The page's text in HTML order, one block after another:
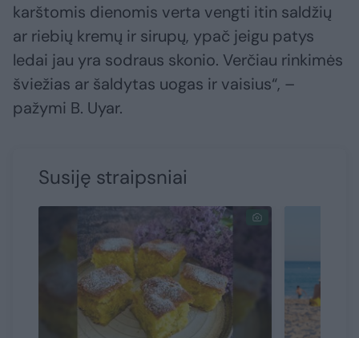
karštomis dienomis verta vengti itin saldžių
ar riebių kremų ir sirupų, ypač jeigu patys
ledai jau yra sodraus skonio. Verčiau rinkimės
šviežias ar šaldytas uogas ir vaisius“, –
pažymi B. Uyar.
Susiję straipsniai